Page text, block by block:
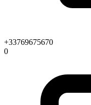
+33769675670
0